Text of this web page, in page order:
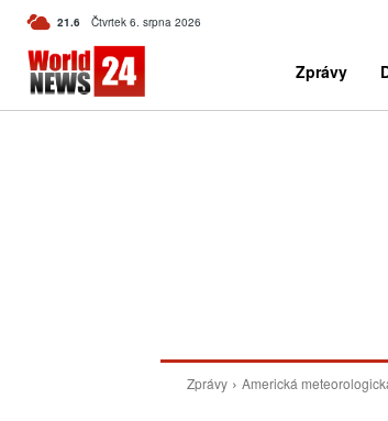
21.6 C Czech
Čtvrtek 6. srpna 2026
Zprávy
Zprávy Americká